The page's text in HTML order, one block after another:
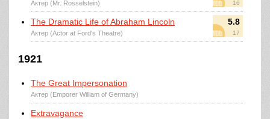
16
Актер (Mr. Rosselstein)
5.8
17
The Dramatic Life of Abraham Lincoln
Актер (Actor at Ford's Theatre)
1921
The Great Impersonation
Актер (Emporer William of Germany)
Extravagance